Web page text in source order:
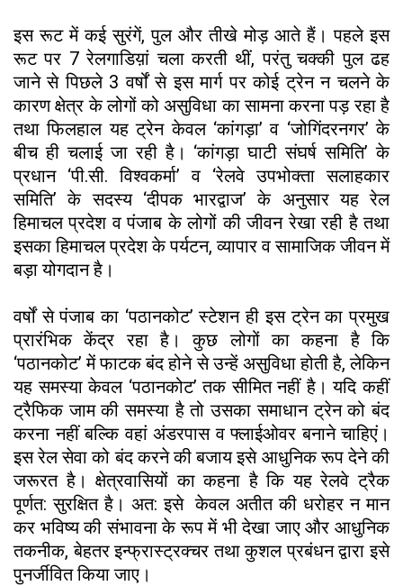
इस रूट में कई सुरंगें, पुल और तीखे मोड़ आते हैं। पहले इस
रूट पर 7 रेलगाडिय़ां चला करती थीं, परंतु चक्की पुल ढह
जाने से पिछले 3 वर्षों से इस मार्ग पर कोई ट्रेन न चलने के
कारण क्षेत्र के लोगों को असुविधा का सामना करना पड़ रहा है
तथा फिलहाल यह ट्रेन केवल ‘कांगड़ा’ व ‘जोगिंदरनगर’ के
बीच ही चलाई जा रही है। ‘कांगड़ा घाटी संघर्ष समिति’ के
प्रधान ‘पी.सी. विश्वकर्मा’ व ‘रेलवे उपभोक्ता सलाहकार
समिति’ के सदस्य ‘दीपक भारद्वाज’ के अनुसार यह रेल
हिमाचल प्रदेश व पंजाब के लोगों की जीवन रेखा रही है तथा
इसका हिमाचल प्रदेश के पर्यटन, व्यापार व सामाजिक जीवन में
बड़ा योगदान है।
वर्षों से पंजाब का ‘पठानकोट’ स्टेशन ही इस ट्रेन का प्रमुख
प्रारंभिक केंद्र रहा है। कुछ लोगों का कहना है कि
‘पठानकोट’ में फाटक बंद होने से उन्हें असुविधा होती है, लेकिन
यह समस्या केवल ‘पठानकोट’ तक सीमित नहीं है। यदि कहीं
ट्रैफिक जाम की समस्या है तो उसका समाधान ट्रेन को बंद
करना नहीं बल्कि वहां अंडरपास व फ्लाईओवर बनाने चाहिएं।
इस रेल सेवा को बंद करने की बजाय इसे आधुनिक रूप देने की
जरूरत है। क्षेत्रवासियों का कहना है कि यह रेलवे ट्रैक
पूर्णत: सुरक्षित है। अत: इसे केवल अतीत की धरोहर न मान
कर भविष्य की संभावना के रूप में भी देखा जाए और आधुनिक
तकनीक, बेहतर इन्फ्रास्ट्रक्चर तथा कुशल प्रबंधन द्वारा इसे
पुनर्जीवित किया जाए।